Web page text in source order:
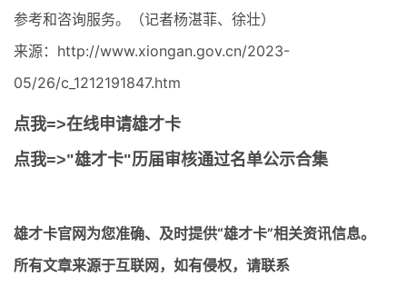
参考和咨询服务。（记者杨湛菲、徐壮）
来源：http://www.xiongan.gov.cn/2023-
05/26/c_1212191847.htm
点我=>在线申请雄才卡
点我=>"雄才卡"历届审核通过名单公示合集
雄才卡官网为您准确、及时提供“雄才卡”相关资讯信息。
所有文章来源于互联网，如有侵权，请联系